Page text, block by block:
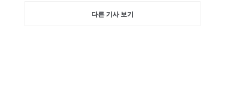
다른 기사 보기